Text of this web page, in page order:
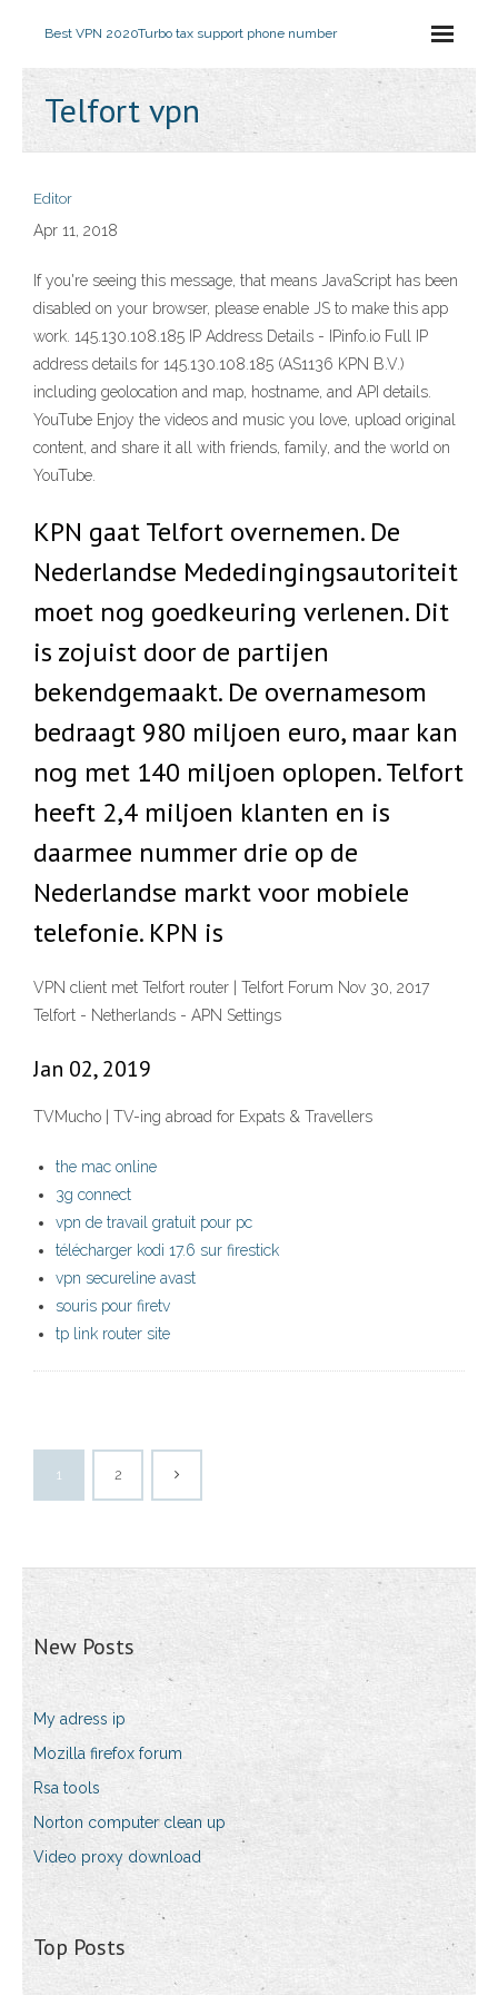
Best VPN 2020Turbo tax support phone number
Telfort vpn
Editor
Apr 11, 2018
If you're seeing this message, that means JavaScript has been
disabled on your browser, please enable JS to make this app
work. 145.130.108.185 IP Address Details - IPinfo.io Full IP
address details for 145.130.108.185 (AS1136 KPN B.V.)
including geolocation and map, hostname, and API details.
YouTube Enjoy the videos and music you love, upload original
content, and share it all with friends, family, and the world on
YouTube.
KPN gaat Telfort overnemen. De
Nederlandse Mededingingsautoriteit
moet nog goedkeuring verlenen. Dit
is zojuist door de partijen
bekendgemaakt. De overnamesom
bedraagt 980 miljoen euro, maar kan
nog met 140 miljoen oplopen. Telfort
heeft 2,4 miljoen klanten en is
daarmee nummer drie op de
Nederlandse markt voor mobiele
telefonie. KPN is
VPN client met Telfort router | Telfort Forum Nov 30, 2017
Telfort - Netherlands - APN Settings
Jan 02, 2019
TVMucho | TV-ing abroad for Expats & Travellers
the mac online
3g connect
vpn de travail gratuit pour pc
télécharger kodi 17.6 sur firestick
vpn secureline avast
souris pour firetv
tp link router site
1 2
New Posts
My adress ip
Mozilla firefox forum
Rsa tools
Norton computer clean up
Video proxy download
Top Posts